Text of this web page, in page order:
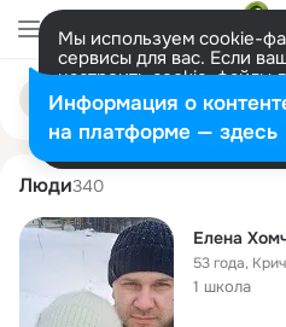
Мы используем cookie-
сервисы для вас. Если
настроить cookie-файлы
представитель. Больше
Разрешить все
Поиск
людям
elena khomchenko
Люди340
Елена
53 года,
1 школа
Информация о
на платформе — здесь